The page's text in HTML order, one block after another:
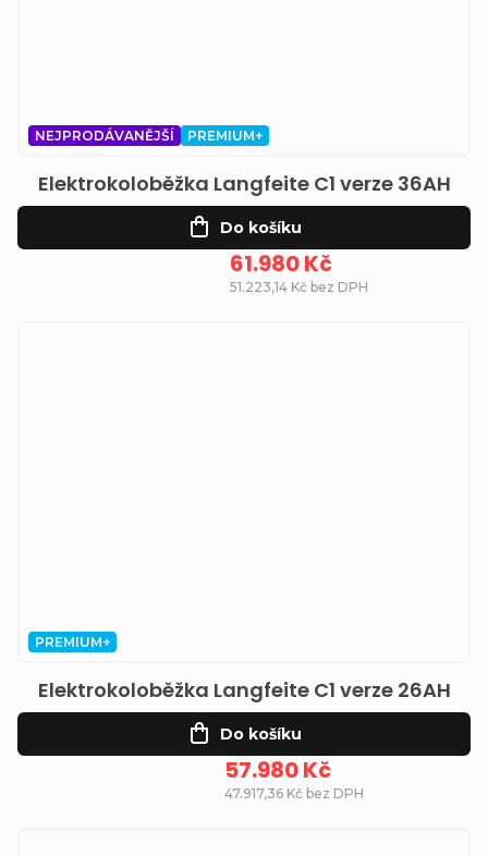
NEJPRODÁVANĚJŠÍ PREMIUM+
Elektrokoloběžka Langfeite C1 verze 36AH
51.223,14 Kč bez DPH
61.980 Kč
Do košíku
PREMIUM+
Elektrokoloběžka Langfeite C1 verze 26AH
47.917,36 Kč bez DPH
57.980 Kč
Do košíku